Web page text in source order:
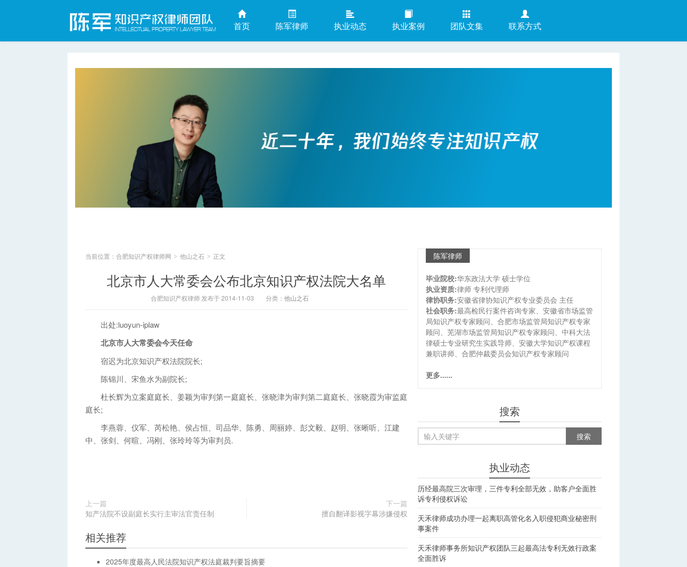
首页 陈军律师 执业动态 执业案例 团队文集 联系方式
当前位置： 合肥知识产权律师网 > 他山之石 > 正文
北京市人大常委会公布北京知识产权法院大名单
合肥知识产权律师 发布于 2014-11-03 分类： 他山之石
出处:luoyun-iplaw
北京市人大常委会今天任命
宿迟为北京知识产权法院院长;
陈锦川、宋鱼水为副院长;
杜长辉为立案庭庭长、姜颖为审判第一庭庭长、张晓津为审判第二庭庭长、张晓霞为审监庭
庭长;
李燕蓉、仪军、芮松艳、侯占恒、司品华、陈勇、周丽婷、彭文毅、赵明、张晰听、江建
中、张剑、何暄、冯刚、张玲玲等为审判员.
上一篇
知产法院不设副庭长实行主审法官责任制
下一篇
擅自翻译影视字幕涉嫌侵权
相关推荐
2025年度最高人民法院知识产权法庭裁判要旨摘要
陈军律师
毕业院校:华东政法大学 硕士学位
执业资质:律师 专利代理师
律协职务:安徽省律协知识产权专业委员会 主任
社会职务:最高检民行案件咨询专家、安徽省市场监管
局知识产权专家顾问、合肥市场监管局知识产权专家
顾问、芜湖市场监管局知识产权专家顾问、中科大法
律硕士专业研究生实践导师、安徽大学知识产权课程
兼职讲师、合肥仲裁委员会知识产权专家顾问
更多......
搜索
执业动态
历经最高院三次审理，三件专利全部无效，助客户全面胜
诉专利侵权诉讼
天禾律师成功办理一起离职高管化名入职侵犯商业秘密刑
事案件
天禾律师事务所知识产权团队三起最高法专利无效行政案
全面胜诉